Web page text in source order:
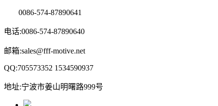
0086-574-87890641
电话:0086-574-87890640
邮箱:sales@fff-motive.net
QQ:705573352 1534590937
地址:宁波市姜山明曙路999号